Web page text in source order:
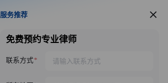
服务推荐
服务推荐
免费预约专业律师
联系方式